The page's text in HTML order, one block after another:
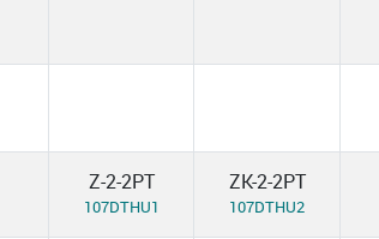
Z-2-2PT
107DTHU1
ZK-2-2PT
107DTHU2